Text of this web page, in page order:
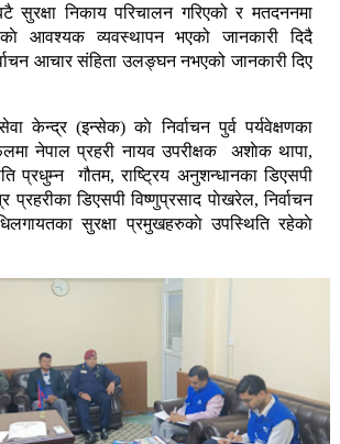
सुरक्षा निकाय परिचालन गरिएको र मतदननमा
आवश्यक व्यवस्थापन भएको जानकारी दिदै
आचार संहिता उलङ्घन नभएको जानकारी दिए
केन्द्र (इन्सेक) काे निर्वाचन पुर्व पर्यवेक्षणका
नेपाल प्रहरी नायव उपरीक्षक अशाेक थापा,
प्रधुम्न गौतम, राष्ट्रिय अनुशन्धानका डिएसपी
डिएसपी विष्णुप्रसाद पाेखरेल, निर्वाचन
सुरक्षा प्रमुखहरुकाे उपस्थिति रहेकाे